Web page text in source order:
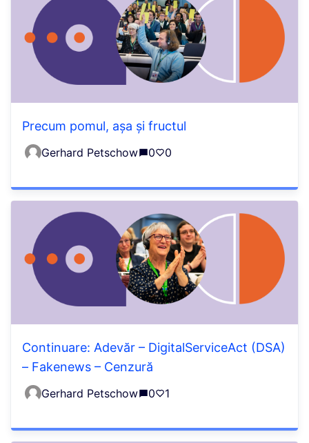
Precum pomul, așa și fructul
Gerhard Petschow 0 0
Continuare: Adevăr – DigitalServiceAct (DSA)
– Fakenews – Cenzură
Gerhard Petschow 0 1